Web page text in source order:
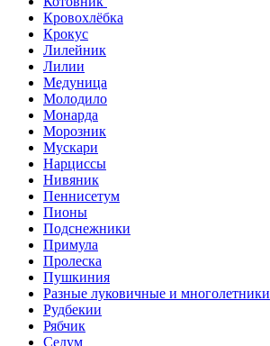
Кровохлёбка
Крокус
Лилейник
Лилии
Медуница
Молодило
Монарда
Морозник
Мускари
Нарциссы
Нивяник
Пеннисетум
Пионы
Подснежники
Примула
Пролеска
Пушкиния
Разные луковичные и многолетники
Рудбекии
Рябчик
Седум